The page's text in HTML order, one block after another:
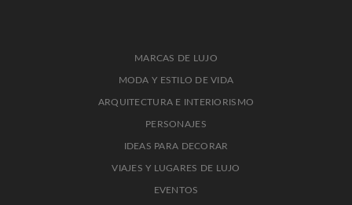
MARCAS DE LUJO
MODA Y ESTILO DE VIDA
ARQUITECTURA E INTERIORISMO
PERSONAJES
IDEAS PARA DECORAR
VIAJES Y LUGARES DE LUJO
EVENTOS